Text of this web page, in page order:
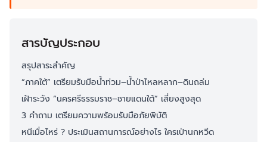
สารบัญประกอบ
สรุปสาระสำคัญ
“ภาคใต้” เตรียมรับมือน้ำท่วม–น้ำป่าไหลหลาก–ดินถล่ม
เฝ้าระวัง “นครศรีธรรมราช–ชายแดนใต้” เสี่ยงสูงสุด
3 คำถาม เตรียมความพร้อมรับมือภัยพิบัติ
หนีเมื่อไหร่ ? ประเมินสถานการณ์อย่างไร ใครเป่านกหวีด